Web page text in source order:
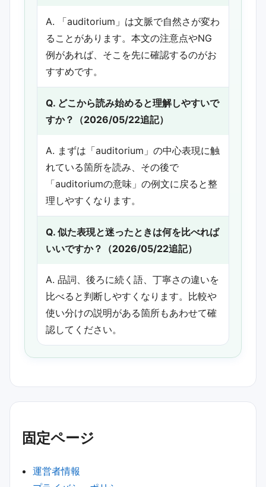
A. 「auditorium」は文脈で自然さが変わ
ることがあります。本文の注意点やNG
例があれば、そこを先に確認するのがお
すすめです。
Q. どこから読み始めると理解しやすいで
すか？（2026/05/22追記）
A. まずは「auditorium」の中心表現に触
れている箇所を読み、その後で
「auditoriumの意味」の例文に戻ると整
理しやすくなります。
Q. 似た表現と迷ったときは何を比べれば
いいですか？（2026/05/22追記）
A. 品詞、後ろに続く語、丁寧さの違いを
比べると判断しやすくなります。比較や
使い分けの説明がある箇所もあわせて確
認してください。
固定ページ
運営者情報